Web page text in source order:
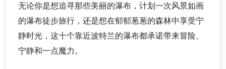
无论你是想追寻那些美丽的瀑布，计划一次风景如画
的瀑布徒步旅行，还是想在郁郁葱葱的森林中享受宁
静时光，这十个靠近波特兰的瀑布都承诺带来冒险、
宁静和一点魔力。